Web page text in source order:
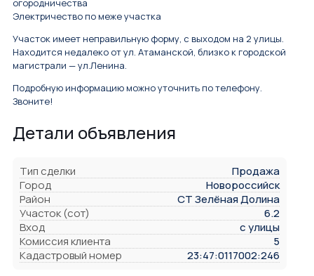
огородничества
Электричество по меже участка
Участок имеет неправильную форму, с выходом на 2 улицы.
Находится недалеко от ул. Атаманской, близко к городской
магистрали — ул.Ленина.
Подробную информацию можно уточнить по телефону.
Звоните!
Детали объявления
Тип сделки
Продажа
Город
Новороссийск
Район
СТ Зелёная Долина
Участок (сот)
6.2
Вход
с улицы
Комиссия клиента
5
Кадастровый номер
23:47:0117002:246